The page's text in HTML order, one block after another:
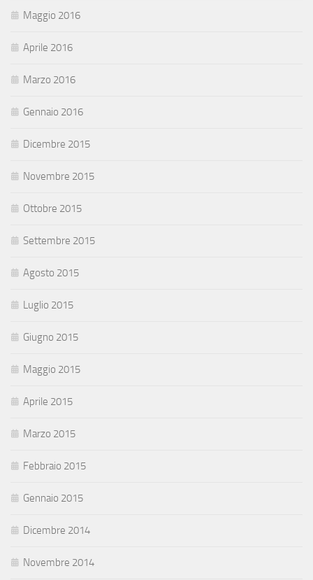
Maggio 2016
Aprile 2016
Marzo 2016
Gennaio 2016
Dicembre 2015
Novembre 2015
Ottobre 2015
Settembre 2015
Agosto 2015
Luglio 2015
Giugno 2015
Maggio 2015
Aprile 2015
Marzo 2015
Febbraio 2015
Gennaio 2015
Dicembre 2014
Novembre 2014